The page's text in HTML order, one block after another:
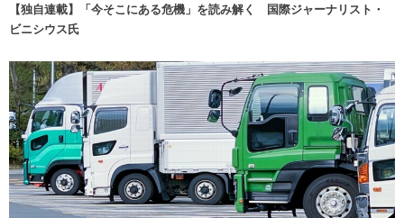
【独自連載】「今そこにある危機」を読み解く 国際ジャーナリスト・
ビニシウス氏